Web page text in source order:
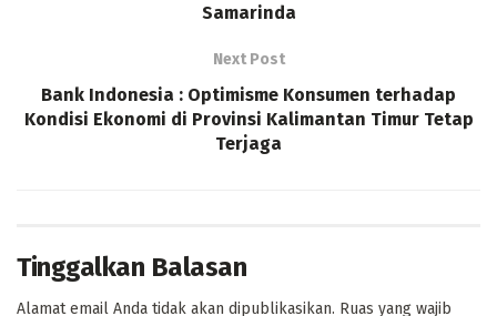
Samarinda
Next Post
Bank Indonesia : Optimisme Konsumen terhadap
Kondisi Ekonomi di Provinsi Kalimantan Timur Tetap
Terjaga
Tinggalkan Balasan
Alamat email Anda tidak akan dipublikasikan. Ruas yang wajib